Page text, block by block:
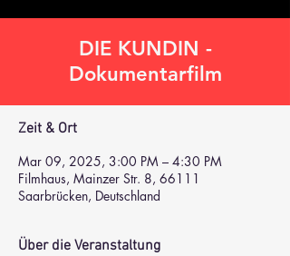
DIE KUNDIN -
Dokumentarfilm
Zeit & Ort
Mar 09, 2025, 3:00 PM – 4:30 PM
Filmhaus, Mainzer Str. 8, 66111
Saarbrücken, Deutschland
Über die Veranstaltung